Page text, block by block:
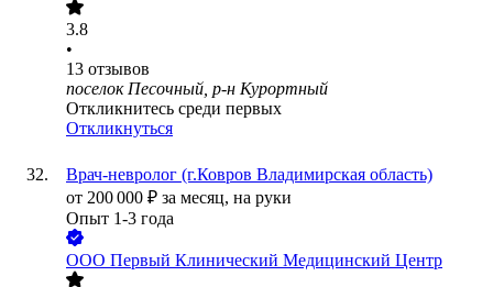
3.8
•
13 отзывов
поселок Песочный, р-н Курортный
Откликнитесь среди первых
Откликнуться
Врач-невролог (г.Ковров Владимирская область)
от 200 000 ₽ за месяц, на руки
Опыт 1-3 года
ООО Первый Клинический Медицинский Центр